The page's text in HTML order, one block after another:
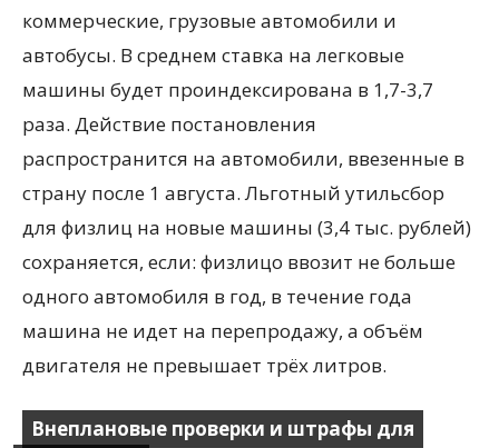
коммерческие, грузовые автомобили и
автобусы. В среднем ставка на легковые
машины будет проиндексирована в 1,7-3,7
раза. Действие постановления
распространится на автомобили, ввезенные в
страну после 1 августа. Льготный утильсбор
для физлиц на новые машины (3,4 тыс. рублей)
сохраняется, если: физлицо ввозит не больше
одного автомобиля в год, в течение года
машина не идет на перепродажу, а объём
двигателя не превышает трёх литров.
Внеплановые проверки и штрафы для